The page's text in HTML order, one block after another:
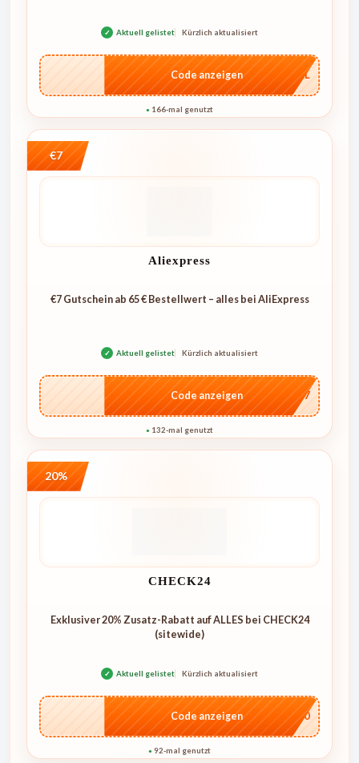
✓ Aktuell gelistet Kürzlich aktualisiert
…4KL
Code anzeigen
● 166-mal genutzt
€7
Aliexpress
€7 Gutschein ab 65 € Bestellwert – alles bei AliExpress
✓ Aktuell gelistet Kürzlich aktualisiert
…E07
Code anzeigen
● 132-mal genutzt
20%
CHECK24
Exklusiver 20% Zusatz-Rabatt auf ALLES bei CHECK24
(sitewide)
✓ Aktuell gelistet Kürzlich aktualisiert
…ME20
Code anzeigen
● 92-mal genutzt